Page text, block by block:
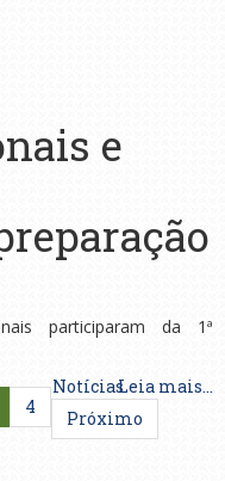
e
participaram da 1ª
NotíciasLeia mais...
4
Próximo